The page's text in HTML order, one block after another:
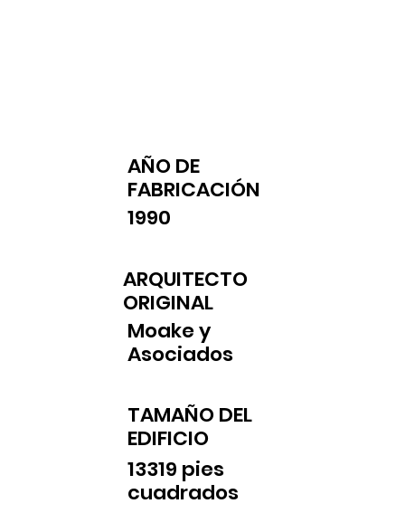
AÑO DE
FABRICACIÓN
1990
ARQUITECTO
ORIGINAL
Moake y
Asociados
TAMAÑO DEL
EDIFICIO
13319 pies
cuadrados